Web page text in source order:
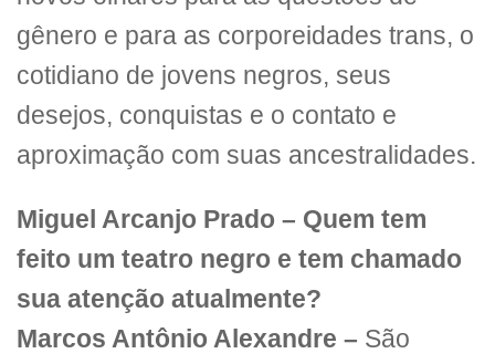
gênero e para as corporeidades trans, o
cotidiano de jovens negros, seus
desejos, conquistas e o contato e
aproximação com suas ancestralidades.
Miguel Arcanjo Prado – Quem tem
feito um teatro negro e tem chamado
sua atenção atualmente?
Marcos Antônio Alexandre – São